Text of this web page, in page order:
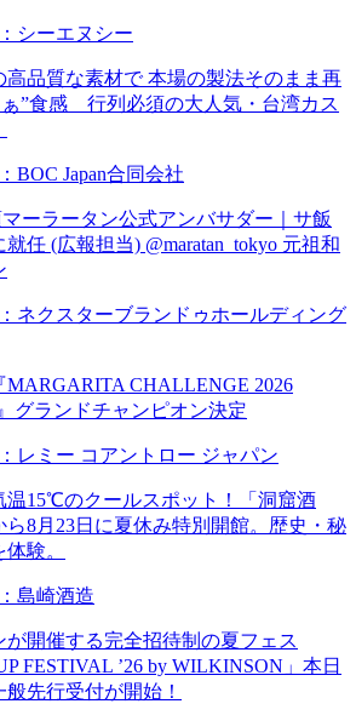
シーエヌシー
高品質な素材で 本場の製法そのまま再
”食感 行列必須の大人気・台湾カス
BOC Japan合同会社
ーラータン公式アンバサダー｜サ飯
任 (広報担当) @maratan_tokyo 元祖和
ネクスターブランドゥホールディング
MARGARITA CHALLENGE 2026
グランドチャンピオン決定
レミー コアントロー ジャパン
温15℃のクールスポット！「洞窟酒
ら8月23日に夏休み特別開館。歴史・秘
験。
島崎酒造
が開催する完全招待制の夏フェス
FESTIVAL ’26 by WILKINSON」本日
先行受付が開始！